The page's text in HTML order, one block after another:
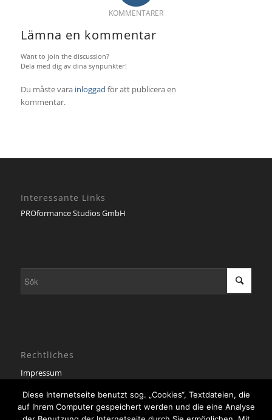
KOMMENTARER
Lämna en kommentar
Want to join the discussion?
Dela med dig av dina synpunkter!
Du måste vara inloggad för att publicera en
kommentar.
Interessante Links
PROformance Studios GmbH
Rechtliches
Impressum
Datenschutzerklärung
Diese Internetseite benutzt sog. „Cookies“, Textdateien, die
auf Ihrem Computer gespeichert werden und die eine Analyse